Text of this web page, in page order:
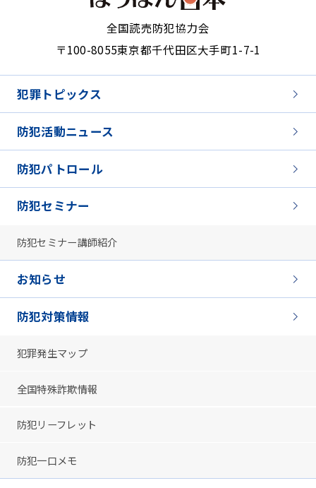
全国読売防犯協力会
〒100-8055東京都千代田区大手町1-7-1
犯罪トピックス
防犯活動ニュース
防犯パトロール
防犯セミナー
防犯セミナー講師紹介
お知らせ
防犯対策情報
犯罪発生マップ
全国特殊詐欺情報
防犯リーフレット
防犯一口メモ